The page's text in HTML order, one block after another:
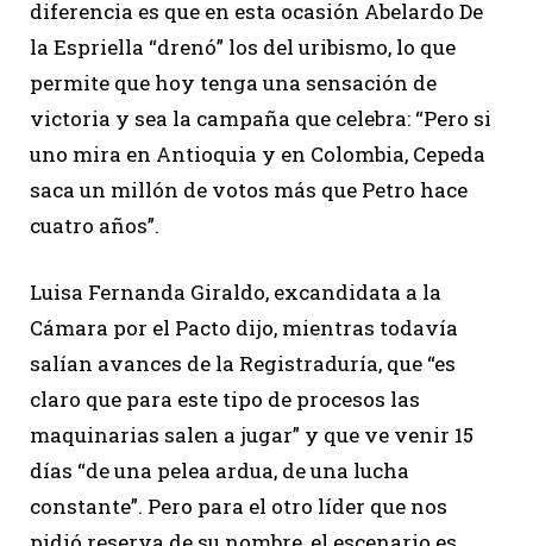
diferencia es que en esta ocasión Abelardo De
la Espriella “drenó” los del uribismo, lo que
permite que hoy tenga una sensación de
victoria y sea la campaña que celebra: “Pero si
uno mira en Antioquia y en Colombia, Cepeda
saca un millón de votos más que Petro hace
cuatro años”.
Luisa Fernanda Giraldo, excandidata a la
Cámara por el Pacto dijo, mientras todavía
salían avances de la Registraduría, que “es
claro que para este tipo de procesos las
maquinarias salen a jugar” y que ve venir 15
días “de una pelea ardua, de una lucha
constante”. Pero para el otro líder que nos